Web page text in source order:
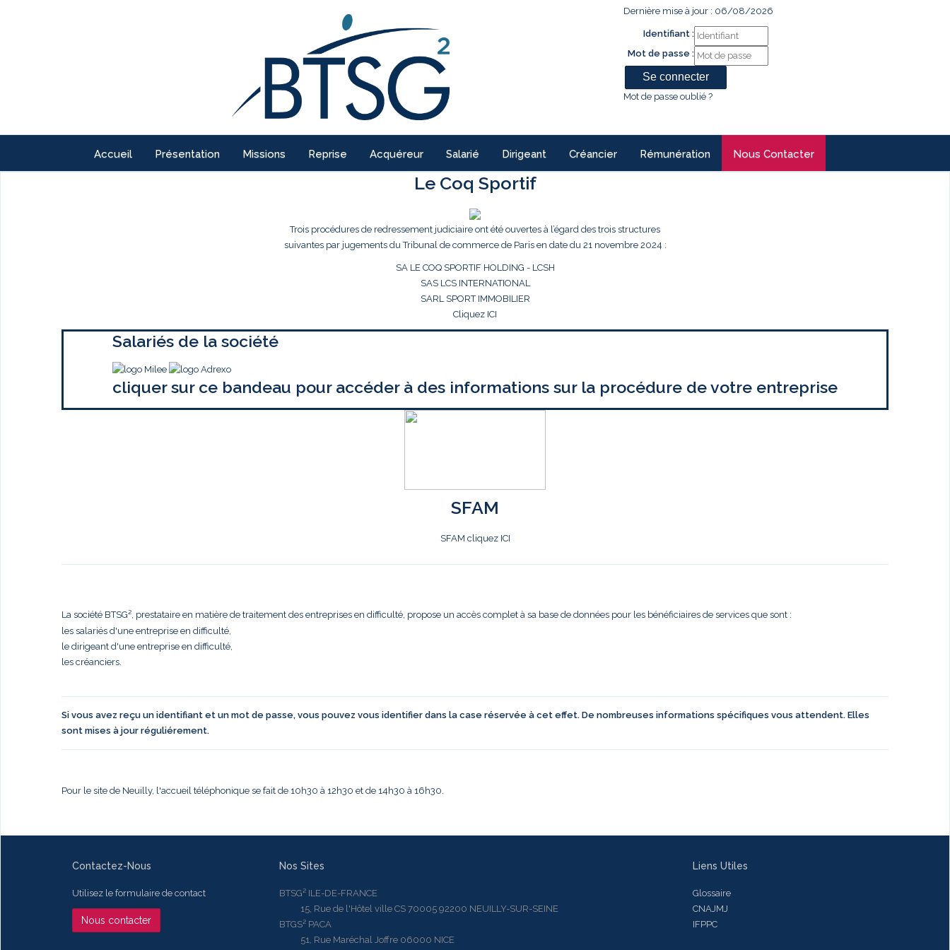
Dernière mise à jour : 06/08/2026
Identifiant :
Mot de passe :
Mot de passe oublié ?
Accueil Présentation Missions Reprise Acquéreur Salarié Dirigeant Créancier Rémunération Nous Contacter
Le Coq Sportif
Trois procédures de redressement judiciaire ont été ouvertes à l’égard des trois structures
suivantes par jugements du Tribunal de commerce de Paris en date du 21 novembre 2024 :
SA LE COQ SPORTIF HOLDING - LCSH
SAS LCS INTERNATIONAL
SARL SPORT IMMOBILIER
Cliquez ICI
Salariés de la société
cliquer sur ce bandeau pour accéder à des informations sur la procédure de votre entreprise
SFAM
SFAM cliquez ICI
La société BTSG², prestataire en matière de traitement des entreprises en difficulté, propose un accès complet à sa base de données pour les bénéficiaires de services que sont :
les salariés d'une entreprise en difficulté,
le dirigeant d'une entreprise en difficulté,
les créanciers.
Si vous avez reçu un identifiant et un mot de passe, vous pouvez vous identifier dans la case réservée à cet effet. De nombreuses informations spécifiques vous attendent. Elles
sont mises à jour réguliérement.
Pour le site de Neuilly, l'accueil téléphonique se fait de 10h30 à 12h30 et de 14h30 à 16h30.
Contactez-Nous
Utilisez le formulaire de contact
Nous contacter
Nos Sites
BTSG² ILE-DE-FRANCE
15, Rue de l'Hôtel ville CS 70005 92200 NEUILLY-SUR-SEINE
BTGS² PACA
51, Rue Maréchal Joffre 06000 NICE
Liens Utiles
Glossaire
CNAJMJ
IFPPC